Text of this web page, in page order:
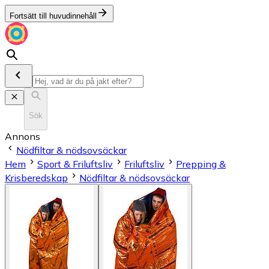
Fortsätt till huvudinnehåll
Sök
Annons
Nödfiltar & nödsovsäckar
Hem
Sport & Friluftsliv Friluftsliv
Prepping &
Krisberedskap
Nödfiltar & nödsovsäckar